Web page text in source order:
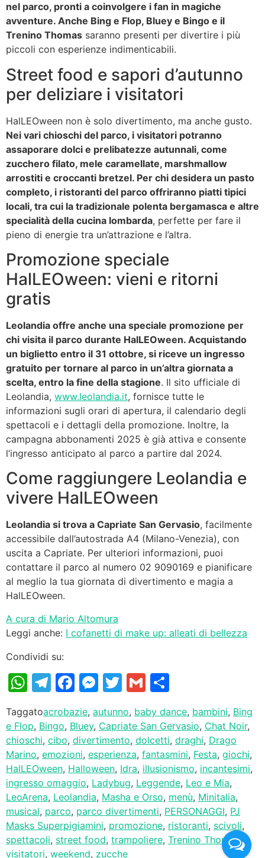
nel parco, pronti a coinvolgere i fan in magiche
avventure. Anche Bing e Flop, Bluey e Bingo e il
Trenino Thomas saranno presenti per divertire i più
piccoli con esperienze indimenticabili.
Street food e sapori d’autunno
per deliziare i visitatori
HalLEOween non è solo divertimento, ma anche gusto.
Nei vari chioschi del parco, i visitatori potranno
assaporare dolci e prelibatezze autunnali, come
zucchero filato, mele caramellate, marshmallow
arrostiti e croccanti bretzel. Per chi desidera un pasto
completo, i ristoranti del parco offriranno piatti tipici
locali, tra cui la tradizionale polenta bergamasca e altre
specialità della cucina lombarda, perfette per fare il
pieno di energie tra un’attrazione e l’altra.
Promozione speciale
HalLEOween: vieni e ritorni
gratis
Leolandia offre anche una speciale promozione per
chi visita il parco durante HalLEOween. Acquistando
un biglietto entro il 31 ottobre, si riceve un ingresso
gratuito per tornare al parco in un’altra giornata a
scelta, entro la fine della stagione. Il sito ufficiale di
Leolandia, www.leolandia.it, fornisce tutte le
informazioni sugli orari di apertura, il calendario degli
spettacoli e i dettagli della promozione. Inoltre, la
campagna abbonamenti 2025 è già attiva e consente
l’ingresso anticipato al parco a partire dal 2024.
Come raggiungere Leolandia e
vivere HalLEOween
Leolandia si trova a Capriate San Gervasio, facilmente
accessibile dall’autostrada A4 (Milano-Venezia), con
uscita a Capriate. Per ulteriori informazioni, puoi
contattare il parco al numero 02 9090169 e pianificare
al meglio la tua giornata di divertimento e magia a
HalLEOween.
A cura di Mario Altomura
Leggi anche: I cofanetti di make up: alleati di bellezza
Condividi su:
WhatsApp
Telegram
Facebook
Messenger
Twitter
Gmail
Taggatoacrobazie, autunno, baby dance, bambini, Bing
e Flop, Bingo, Bluey, Capriate San Gervasio, Chat Noir,
chioschi, cibo, divertimento, dolcetti, draghi, Drago
Marino, emozioni, esperienza, fantasmini, Festa, giochi,
HalLEOween, Halloween, Idra, illusionismo, incantesimi,
ingresso omaggio, Ladybug, Leggende, Leo e Mia,
LeoArena, Leolandia, Masha e Orso, menù, Minitalia,
musical, parco, parco divertimenti, PERSONAGGI, PJ
Masks Superpigiamini, promozione, ristoranti, scivoli,
spettacoli, street food, trampoliere, Trenino Thomas,
visitatori, weekend, zucche